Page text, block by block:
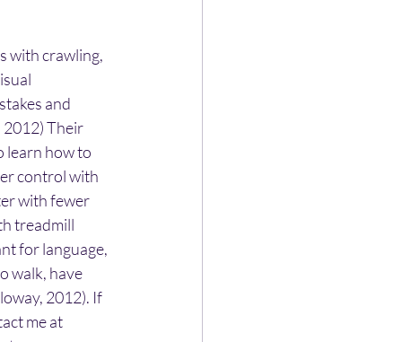
with crawling,
and
2012) Their
learn how to
control with
with fewer
treadmill
for language,
walk, have
2012). If
me at